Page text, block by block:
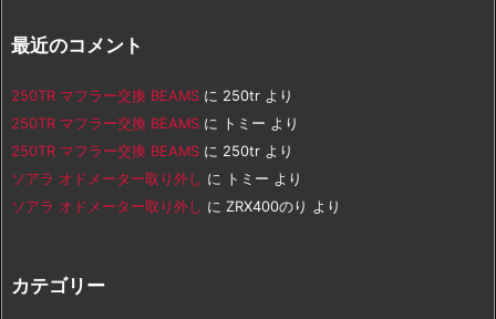
最近のコメント
250TR マフラー交換 BEAMS に 250tr より
250TR マフラー交換 BEAMS に トミー より
250TR マフラー交換 BEAMS に 250tr より
ソアラ オドメーター取り外し に トミー より
ソアラ オドメーター取り外し に ZRX400のり より
カテゴリー